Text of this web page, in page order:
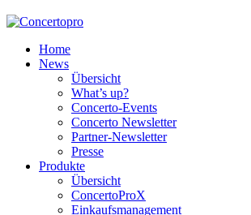
Home
News
Übersicht
What’s up?
Concerto-Events
Concerto Newsletter
Partner-Newsletter
Presse
Produkte
Übersicht
ConcertoProX
Einkaufsmanagement